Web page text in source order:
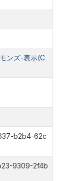
ンズ-表示(C
b2b4-62c
9309-2f4b